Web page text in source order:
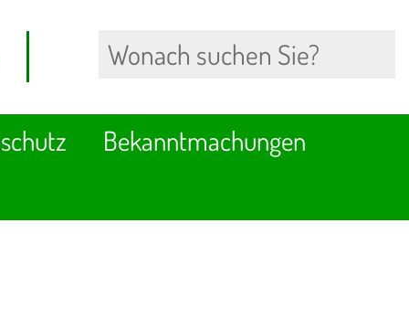
Bekanntmachungen